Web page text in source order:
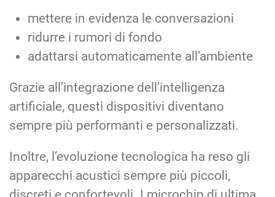
mettere in evidenza le conversazioni
ridurre i rumori di fondo
adattarsi automaticamente all’ambiente
Grazie all’integrazione dell’intelligenza
artificiale, questi dispositivi diventano
sempre più performanti e personalizzati.
Inoltre, l’evoluzione tecnologica ha reso gli
apparecchi acustici sempre più piccoli,